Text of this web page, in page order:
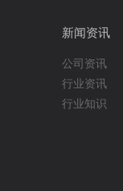
新闻资讯
公司资讯
行业资讯
行业知识